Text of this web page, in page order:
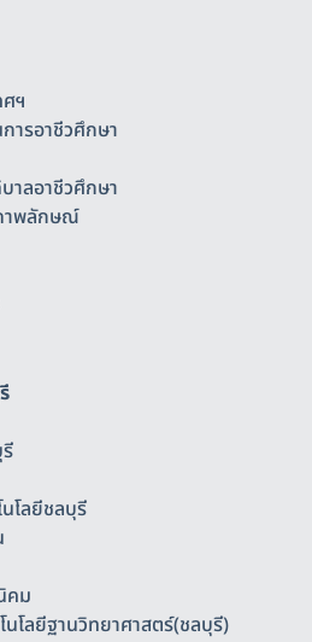
ฯ
ารอาชีวศึกษา
าลอาชีวศึกษา
าพลักษณ์
โลยีชลบุรี
คม
โลยีฐานวิทยาศาสตร์(ชลบุรี)